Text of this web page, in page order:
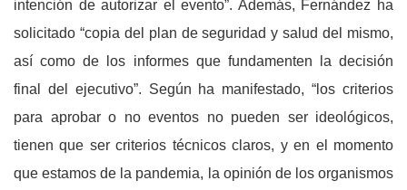
intención de autorizar el evento”. Además, Fernández ha
solicitado “copia del plan de seguridad y salud del mismo,
así como de los informes que fundamenten la decisión
final del ejecutivo”. Según ha manifestado, “los criterios
para aprobar o no eventos no pueden ser ideológicos,
tienen que ser criterios técnicos claros, y en el momento
que estamos de la pandemia, la opinión de los organismos